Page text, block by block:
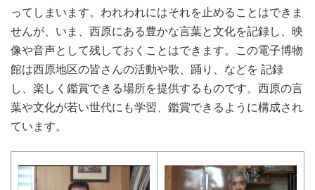
ってしまいます。われわれにはそれを止めることはできま
せんが、いま、西原にある豊かな言葉と文化を記録し、映
像や音声として残しておくことはできます。この電子博物
館は西原地区の皆さんの活動や歌、踊り、などを 記録
し、楽しく鑑賞できる場所を提供するものです。西原の言
葉や文化が若い世代にも学習、鑑賞できるように構成され
ています。